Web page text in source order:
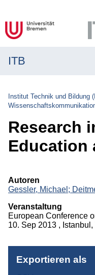
Forschung
Transfer
Überblick
Transferverständnis
Publikationen
ITB
Institut Technik und Bildung
Research
Education
Autoren
Gessler, Michael;
Veranstaltung
European Conference
10. Sep 2013 , Istanbul,
Exportieren als